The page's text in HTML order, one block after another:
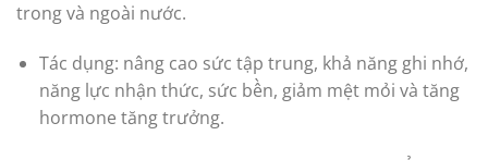
trong và ngoài nước.
Tác dụng: nâng cao sức tập trung, khả năng ghi nhớ,
năng lực nhận thức, sức bền, giảm mệt mỏi và tăng
hormone tăng trưởng.